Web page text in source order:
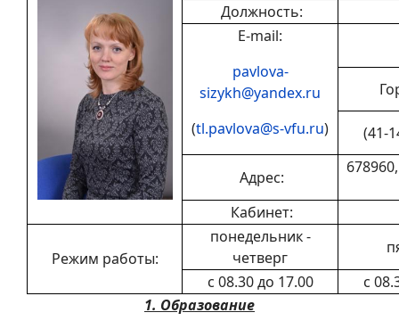
Должность:
E-mail:
pavlova-
sizykh@yandex.ru
(tl.pavlova@s-vfu.ru) (41-
Адрес:
Кабинет:
Режим работы:
понедельник -
четверг
с 08.30 до 17.00
с
1. Образование